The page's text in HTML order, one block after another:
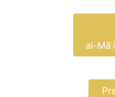
al-